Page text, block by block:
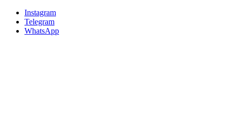
Instagram
Telegram
WhatsApp